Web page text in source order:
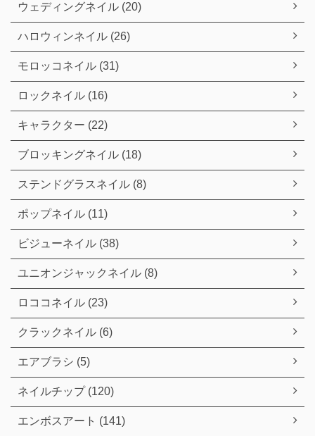
ウェディングネイル (20)
ハロウィンネイル (26)
モロッコネイル (31)
ロックネイル (16)
キャラクター (22)
ブロッキングネイル (18)
ステンドグラスネイル (8)
ポップネイル (11)
ビジューネイル (38)
ユニオンジャックネイル (8)
ロココネイル (23)
クラックネイル (6)
エアブラシ (5)
ネイルチップ (120)
エンボスアート (141)